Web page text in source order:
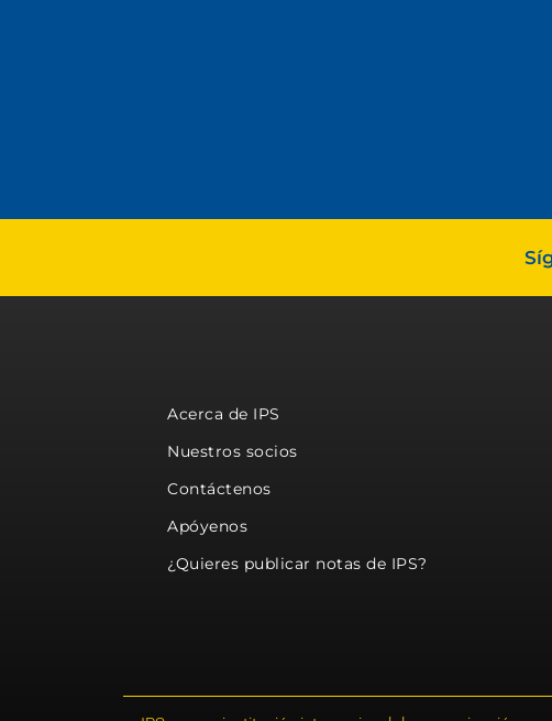
Acerca de IPS
Nuestros socios
Contáctenos
Apóyenos
¿Quieres publicar notas de IPS?